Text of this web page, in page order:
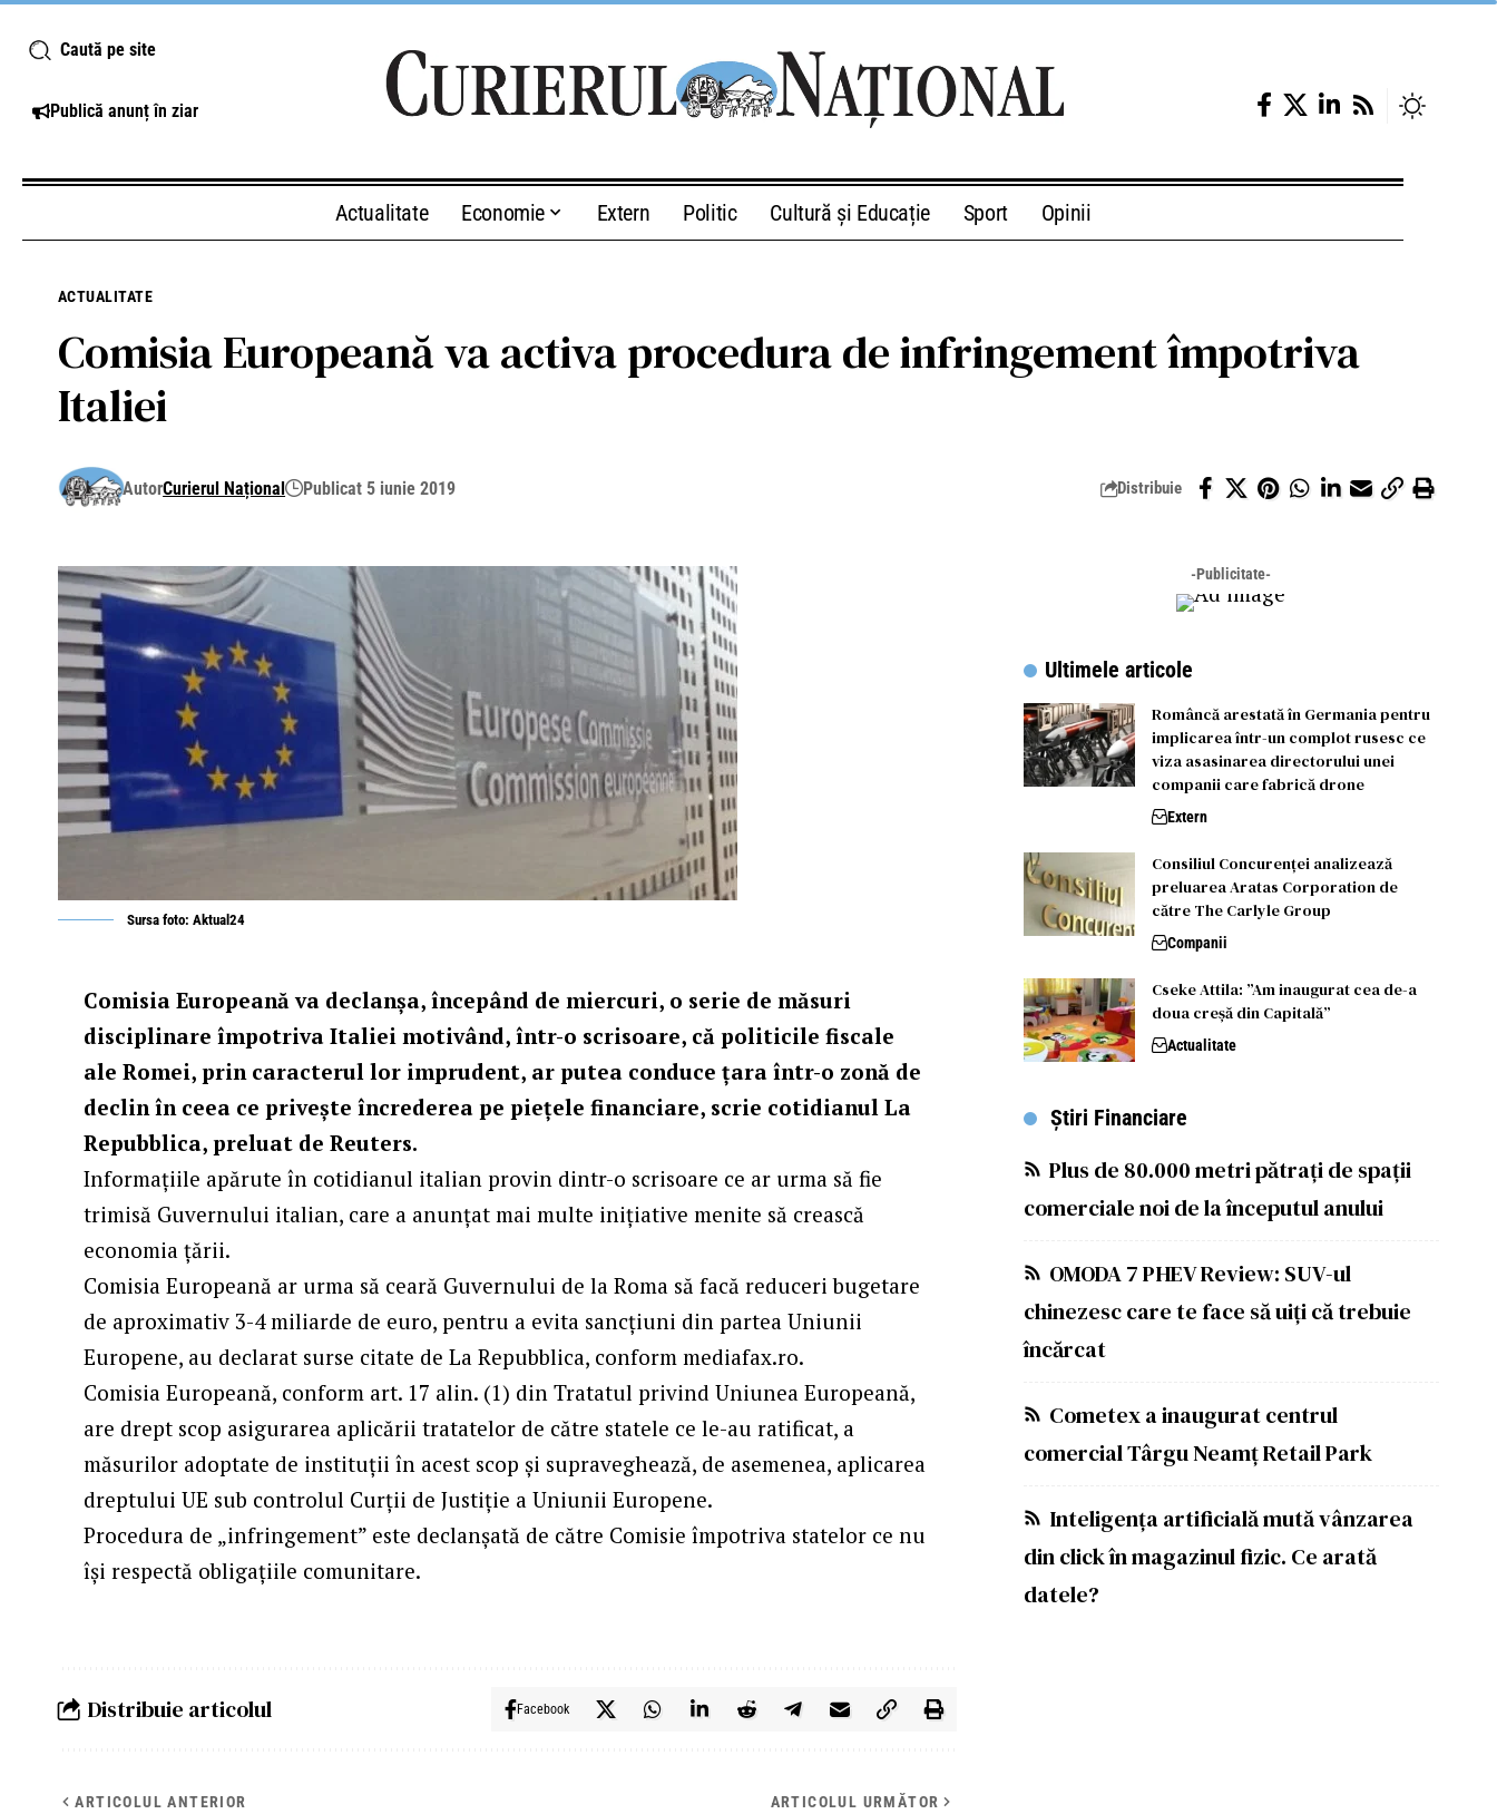
Caută pe site
Publică anunț în ziar
Actualitate Economie Extern Politic Cultură și Educație Sport Opinii
ACTUALITATE
Comisia Europeană va activa procedura de infringement împotriva
Italiei
AutorCurierul Național Publicat 5 iunie 2019 Distribuie
Sursa foto: Aktual24
Comisia Europeană va declanșa, începând de miercuri, o serie de măsuri
disciplinare împotriva Italiei motivând, într-o scrisoare, că politicile fiscale
ale Romei, prin caracterul lor imprudent, ar putea conduce țara într-o zonă de
declin în ceea ce privește încrederea pe piețele financiare, scrie cotidianul La
Repubblica, preluat de Reuters.
Informaţiile apărute în cotidianul italian provin dintr-o scrisoare ce ar urma să fie
trimisă Guvernului italian, care a anunţat mai multe iniţiative menite să crească
economia ţării.
Comisia Europeană ar urma să ceară Guvernului de la Roma să facă reduceri bugetare
de aproximativ 3-4 miliarde de euro, pentru a evita sancţiuni din partea Uniunii
Europene, au declarat surse citate de La Repubblica, conform mediafax.ro.
Comisia Europeană, conform art. 17 alin. (1) din Tratatul privind Uniunea Europeană,
are drept scop asigurarea aplicării tratatelor de către statele ce le-au ratificat, a
măsurilor adoptate de instituții în acest scop și supraveghează, de asemenea, aplicarea
dreptului UE sub controlul Curții de Justiție a Uniunii Europene.
Procedura de „infringement” este declanșată de către Comisie împotriva statelor ce nu
își respectă obligațiile comunitare.
Distribuie articolul Facebook
ARTICOLUL ANTERIOR ARTICOLUL URMĂTOR
-Publicitate-
Ultimele articole
Româncă arestată în Germania pentru
implicarea într-un complot rusesc ce
viza asasinarea directorului unei
companii care fabrică drone
Extern
Consiliul Concurenței analizează
preluarea Aratas Corporation de
către The Carlyle Group
Companii
Cseke Attila: ”Am inaugurat cea de-a
doua creșă din Capitală”
Actualitate
Știri Financiare
Plus de 80.000 metri pătrați de spații
comerciale noi de la începutul anului
OMODA 7 PHEV Review: SUV-ul
chinezesc care te face să uiți că trebuie
încărcat
Cometex a inaugurat centrul
comercial Târgu Neamț Retail Park
Inteligența artificială mută vânzarea
din click în magazinul fizic. Ce arată
datele?